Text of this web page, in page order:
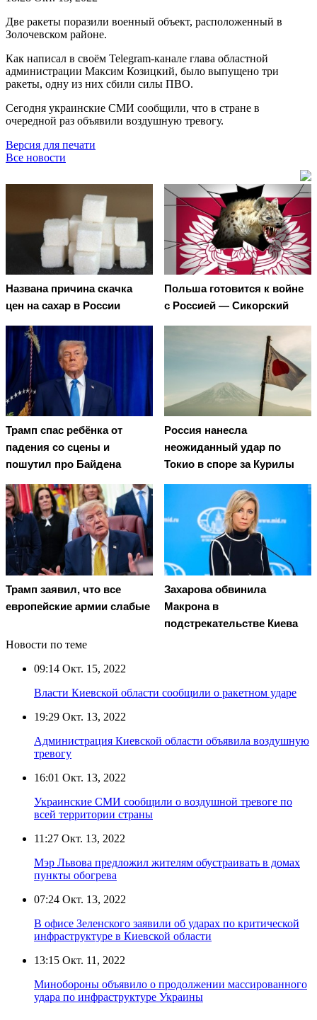
Две ракеты поразили военный объект, расположенный в
Золочевском районе.
Как написал в своём Telegram-канале глава областной
администрации Максим Козицкий, было выпущено три
ракеты, одну из них сбили силы ПВО.
Сегодня украинские СМИ сообщили, что в стране в
очередной раз объявили воздушную тревогу.
Версия для печати
Все новости
Названа причина скачка
цен на сахар в России
Польша готовится к войне
с Россией — Сикорский
Трамп спас ребёнка от
падения со сцены и
пошутил про Байдена
Россия нанесла
неожиданный удар по
Токио в споре за Курилы
Трамп заявил, что все
европейские армии слабые
Захарова обвинила
Макрона в
подстрекательстве Киева
Новости по теме
09:14 Окт. 15, 2022
Власти Киевской области сообщили о ракетном ударе
19:29 Окт. 13, 2022
Администрация Киевской области объявила воздушную
тревогу
16:01 Окт. 13, 2022
Украинские СМИ сообщили о воздушной тревоге по
всей территории страны
11:27 Окт. 13, 2022
Мэр Львова предложил жителям обустраивать в домах
пункты обогрева
07:24 Окт. 13, 2022
В офисе Зеленского заявили об ударах по критической
инфраструктуре в Киевской области
13:15 Окт. 11, 2022
Минобороны объявило о продолжении массированного
удара по инфраструктуре Украины